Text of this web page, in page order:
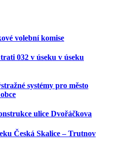
volební komise
032 v úseku v úseku
systémy pro město
ulice Dvořáčkova
Česká Skalice – Trutnov